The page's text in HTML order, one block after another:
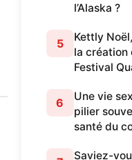
l’Alaska ?
5
Kettly
la création
Festival
6
Une vie
pilier
santé du
Saviez-